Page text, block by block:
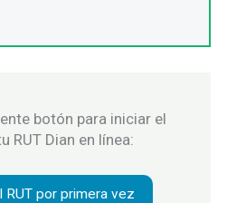
botón para iniciar el
RUT Dian en línea:
RUT por primera vez